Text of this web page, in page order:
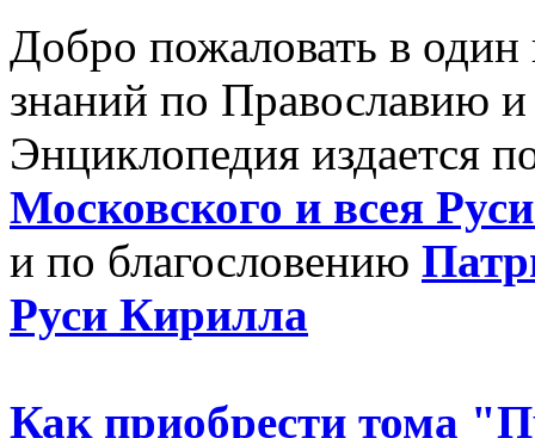
Добро пожаловать в
знаний по Православию
Энциклопедия издается
Московского и всея
и по благословению
Руси Кирилла
Как приобрести тома